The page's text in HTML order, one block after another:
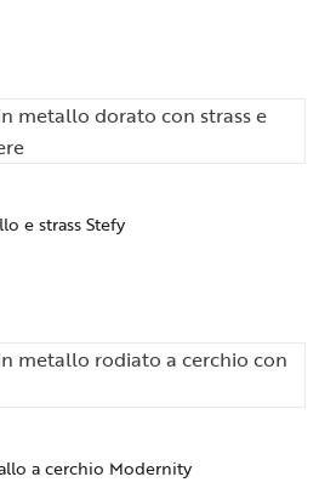
e strass Stefy
a cerchio Modernity